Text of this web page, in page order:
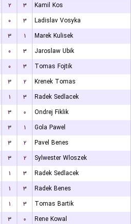
۲ ۳
Kamil Kos
۰ ۳
Ladislav Vosyka
۳ ۱
Marek Kulisek
۰ ۳
Jaroslaw Ubik
۰ ۳
Tomas Fojtik
۳ ۲
Krenek Tomas
۱ ۳
Radek Sedlacek
۳ ۰
Ondrej Fiklik
۳ ۱
Gola Pawel
۳ ۲
Pavel Benes
۳ ۲
Sylwester Wloszek
۱ ۳
Radek Sedlacek
۱ ۳
Radek Benes
۱ ۳
Tomas Bartik
۳ ۰ Rene Kowal